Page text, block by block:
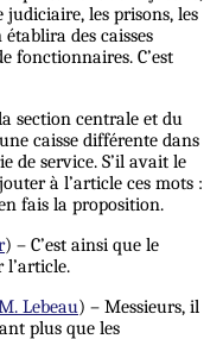
les prisons, les
des caisses
fonctionnaires. C’est
section centrale et du
caisse différente dans
de service. S’il avait le
à l’article ces mots :
fais la proposition.
) – C’est ainsi que le
l’article.
Lebeau) – Messieurs, il
plus que les